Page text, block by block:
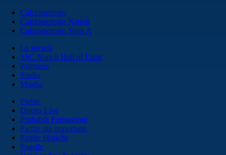
Calciomercato
Calciomercato Napoli
Calciomercato Serie A
La società
SSC Napoli Hall of Fame
Palmares
Stadio
Maglia
Partite
Diretta Live
Probabili Formazioni
Partite più importanti
Partite Storiche
Pagelle